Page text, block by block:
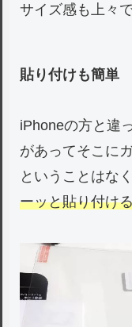
サイズ感も上々で
貼り付けも簡単
iPhoneの方と違
があってそこに
ということはな
ーッと貼り付け